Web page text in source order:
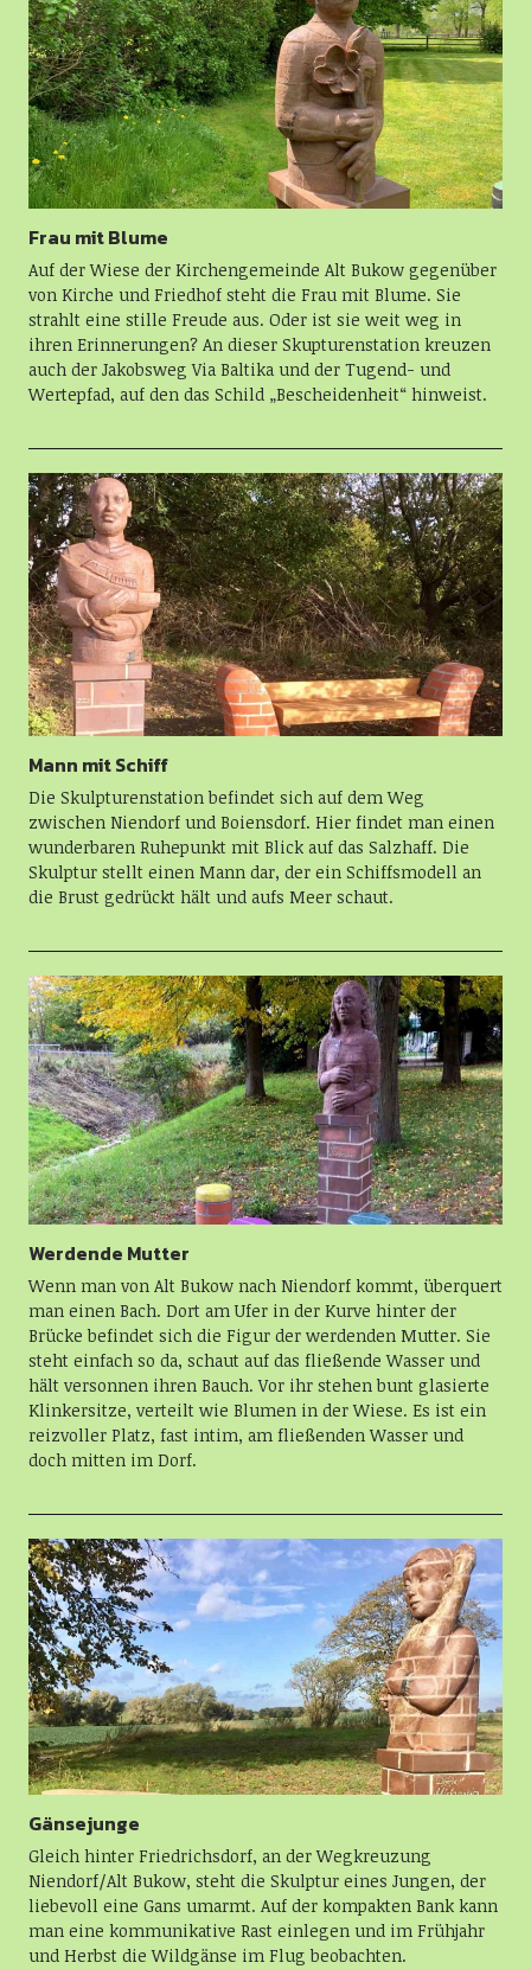
Frau mit Blume
Auf der Wiese der Kirchengemeinde Alt Bukow gegenüber
von Kirche und Friedhof steht die Frau mit Blume. Sie
strahlt eine stille Freude aus. Oder ist sie weit weg in
ihren Erinnerungen? An dieser Skupturenstation kreuzen
auch der Jakobsweg Via Baltika und der Tugend- und
Wertepfad, auf den das Schild „Bescheidenheit“ hinweist.
Mann mit Schiff
Die Skulpturenstation befindet sich auf dem Weg
zwischen Niendorf und Boiensdorf. Hier findet man einen
wunderbaren Ruhepunkt mit Blick auf das Salzhaff. Die
Skulptur stellt einen Mann dar, der ein Schiffsmodell an
die Brust gedrückt hält und aufs Meer schaut.
Werdende Mutter
Wenn man von Alt Bukow nach Niendorf kommt, überquert
man einen Bach. Dort am Ufer in der Kurve hinter der
Brücke befindet sich die Figur der werdenden Mutter. Sie
steht einfach so da, schaut auf das fließende Wasser und
hält versonnen ihren Bauch. Vor ihr stehen bunt glasierte
Klinkersitze, verteilt wie Blumen in der Wiese. Es ist ein
reizvoller Platz, fast intim, am fließenden Wasser und
doch mitten im Dorf.
Gänsejunge
Gleich hinter Friedrichsdorf, an der Wegkreuzung
Niendorf/Alt Bukow, steht die Skulptur eines Jungen, der
liebevoll eine Gans umarmt. Auf der kompakten Bank kann
man eine kommunikative Rast einlegen und im Frühjahr
und Herbst die Wildgänse im Flug beobachten.